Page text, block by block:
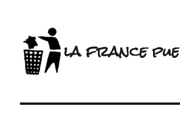
la france pue